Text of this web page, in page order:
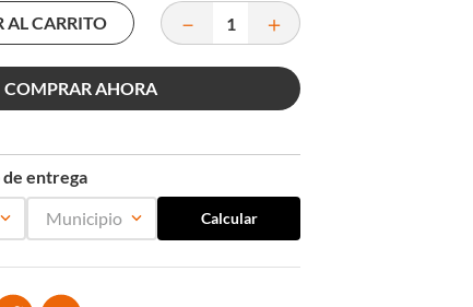
AL CARRITO ＋
－
COMPRAR AHORA
entrega
Municipio